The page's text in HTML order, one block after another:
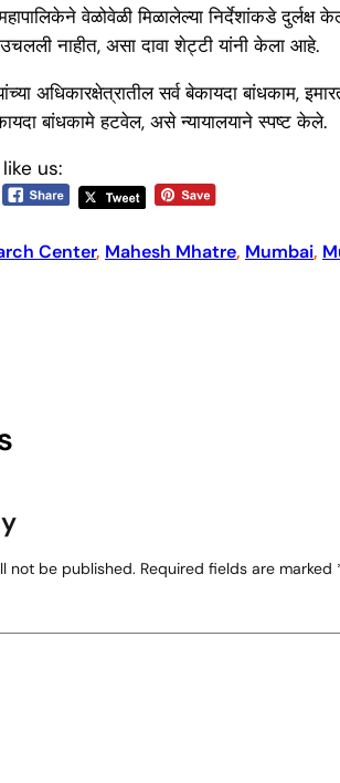
वेळोवेळी मिळालेल्या निर्देशांकडे
नाहीत, असा दावा शेट्टी यांनी केला आहे.
अधिकारक्षेत्रातील सर्व बेकायदा बांधकाम,
बांधकामे हटवेल, असे न्यायालयाने स्पष्ट केले.
us:
Center, Mahesh Mhatre, Mumbai,
not be published. Required fields are marked